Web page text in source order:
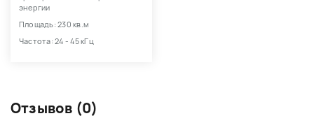
энергии
Площадь: 230 кв.м
Частота: 24 - 45 кГц
Отзывов (0)